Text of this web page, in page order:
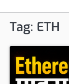
Tag: ETH